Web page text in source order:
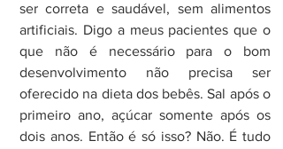
ser correta e saudável, sem alimentos
artificiais. Digo a meus pacientes que o
que não é necessário para o bom
desenvolvimento não precisa ser
oferecido na dieta dos bebês. Sal após o
primeiro ano, açúcar somente após os
dois anos. Então é só isso? Não. É tudo